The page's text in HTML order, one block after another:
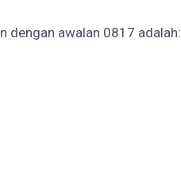
dengan awalan 0817 adalah: